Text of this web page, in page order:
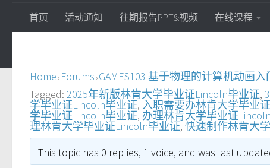
首页 活动通知 往期报告PPT&视频 在线课程
Home › Forums › GAMES103 基于物理的计算机动画入
Tagged: 2025年新版林肯大学毕业证Lincoln毕业证,
学毕业证Lincoln毕业证, 入职需要办林肯大学毕业
学毕业证Lincoln毕业证, 办理林肯大学毕业证
理林肯大学毕业证Lincoln毕业证, 快速制作林肯大
This topic has 0 replies, 1 voice, and was last